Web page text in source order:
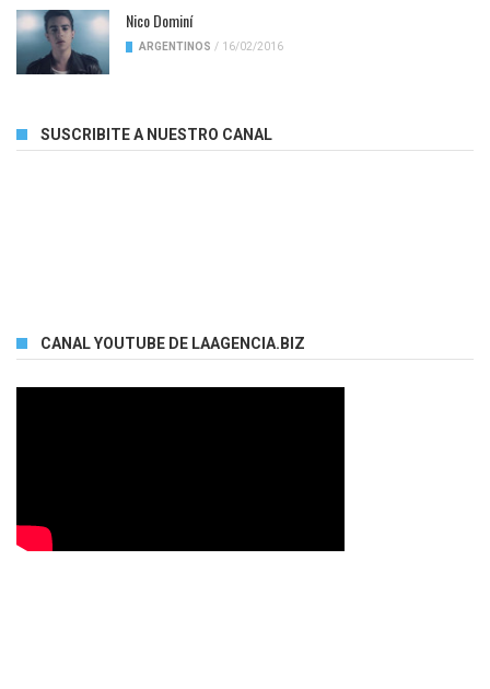
Nico Dominí
ARGENTINOS / 16/02/2016
SUSCRIBITE A NUESTRO CANAL
CANAL YOUTUBE DE LAAGENCIA.BIZ